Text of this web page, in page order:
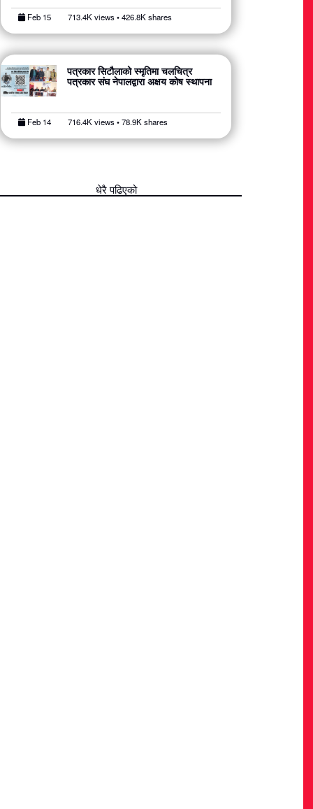
Feb 15 713.4K views • 426.8K shares
पत्रकार सिटौलाको स्मृतिमा चलचित्र
पत्रकार संघ नेपालद्वारा अक्षय कोष स्थापना
Feb 14 716.4K views • 78.9K shares
धेरै पढिएको